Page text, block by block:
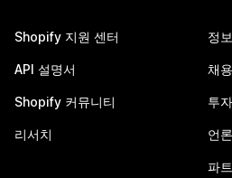
Shopify 지원 센터
API 설명서
Shopify 커뮤니티
리서치
정보
채
투
언
파